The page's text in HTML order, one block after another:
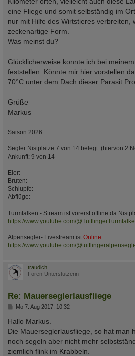
eine Fliege und somit selbständig im
nur mit Hilfe des Wirtstieres verbreiten,
zeckenartige Form.
Was meinst du?
Glücklicherweise konnte ich bei
feststellen. Könnte mir hier vorstellen
70°C unter dem Dach dieser Parasit
Grüße
Markus
Saison 2026
Segler Nistplätze 7 von 14 belegt. (hiervon 2
Ankunft: 9 von 14
Eier:
Bruten:
Schlupfe:
Abflüge:
Turmfalken - Stream ist vorerst offline da
https://www.youtube.com/
Alpensegler- Livestream ist Online
https://www.youtube.com/
traudich
Foren-Unterstützerin
Re: Mauerseglerlausfliege
B
i
r
g
Mo 7. Aug 2017, 10:32
Hallo Markus.
Die Mauerseglerlausfliege, so hat man
noch segeln aber nicht mehr
ziemlich flink im Krabbeln.